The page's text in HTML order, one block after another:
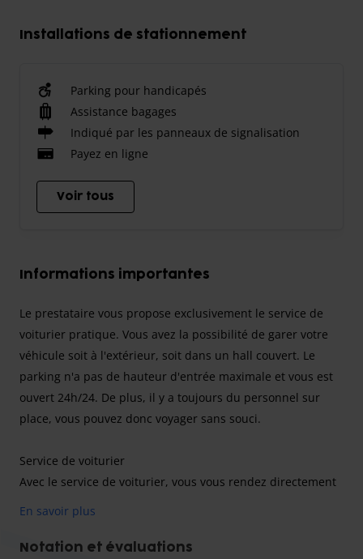
Installations de stationnement
Parking pour handicapés
Assistance bagages
Indiqué par les panneaux de signalisation
Payez en ligne
Voir tous
Informations importantes
Le prestataire vous propose exclusivement le service de
voiturier pratique. Vous avez la possibilité de garer votre
véhicule soit à l'extérieur, soit dans un hall couvert. Le
parking n'a pas de hauteur d'entrée maximale et vous est
ouvert 24h/24. De plus, il y a toujours du personnel sur
place, vous pouvez donc voyager sans souci.
Service de voiturier
Avec le service de voiturier, vous vous rendez directement
employé du prestataire et l'état sera consigné par écrit.
En savoir plus
Notation et évaluations